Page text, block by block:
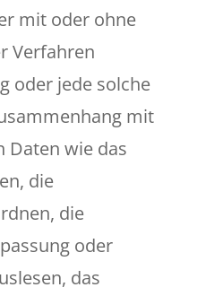
mit oder ohne
Verfahren
oder jede solche
mit
Daten wie das
die
die
oder
das